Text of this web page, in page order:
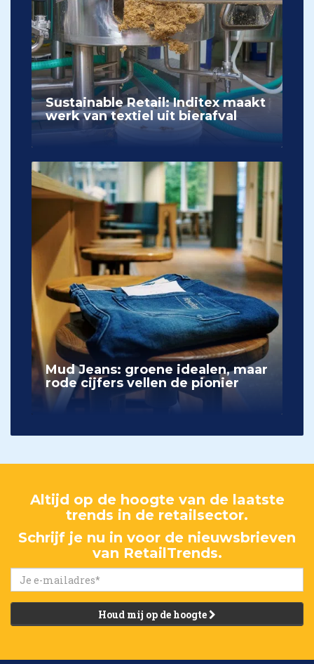
Sustainable Retail: Inditex maakt
werk van textiel uit bierafval
Mud Jeans: groene idealen, maar
rode cijfers vellen de pionier
Altijd op de hoogte van de laatste
trends in de retailsector.
Schrijf je nu in voor de nieuwsbrieven
van RetailTrends.
Houd mij op de hoogte